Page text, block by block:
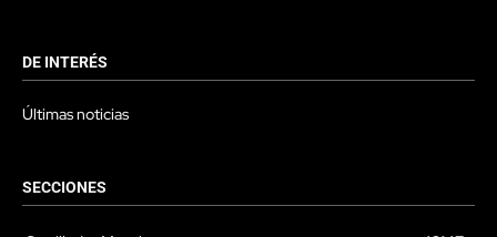
DE INTERÉS
Últimas noticias
SECCIONES